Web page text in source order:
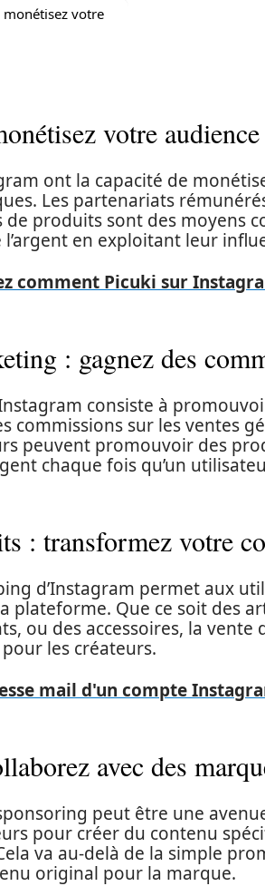
monétisez votre
votre audience
ont la capacité de
Les partenariats
produits sont des moyens
en exploitant leur
comment Picuki sur
: gagnez des
consiste à
commissions sur les ventes
peuvent promouvoir des
chaque fois qu’un
: transformez votre
d’Instagram permet aux
plateforme. Que ce soit des
ou des accessoires, la
les créateurs.
mail d'un compte
avec des
peut être une
pour créer du contenu
va au-delà de la simple
original pour la marque.